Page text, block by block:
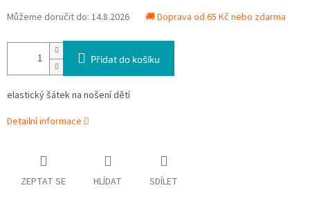
Můžeme doručit do: 14.8.2026 🚚 Doprava od 65 Kč nebo zdarma
Přidat do košíku
elastický šátek na nošení dětí
Detailní informace
ZEPTAT SE HLÍDAT SDÍLET